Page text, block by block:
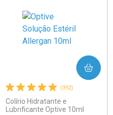
(392)
Colírio Hidratante e
Lubrificante Optive 10ml
COMPRAR